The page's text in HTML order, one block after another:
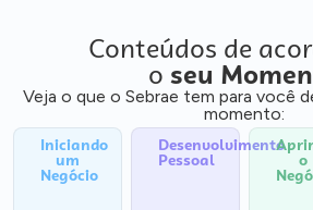
Conteúdos de
o seu
Veja o que o Sebrae tem para você
momento:
Iniciando
um
Negócio
Desenvolvimento
Pessoal o